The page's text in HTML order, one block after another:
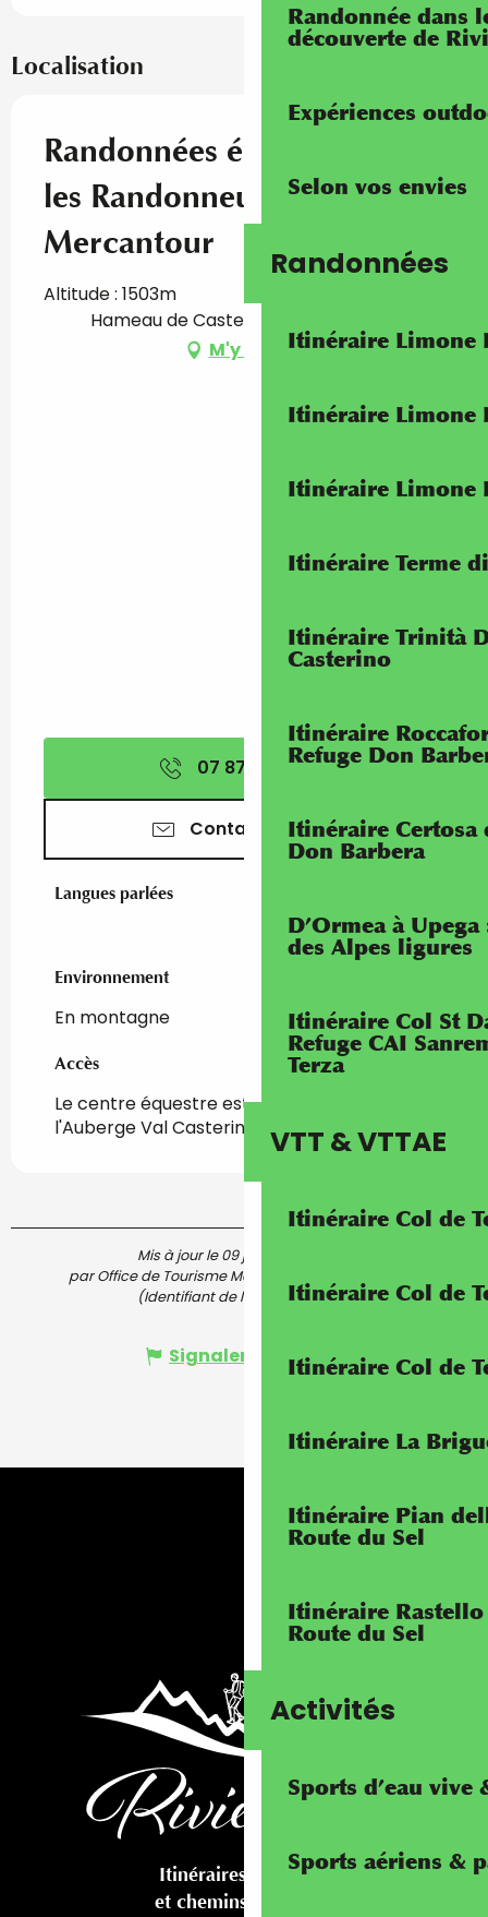
Randonnée dans
découverte de
Expériences
Selon vos envies
Randonnées
Itinéraire Limone
Itinéraire Limone
Itinéraire Limone
Itinéraire Terme
Itinéraire Trinità
Casterino
Itinéraire
Refuge Don
Itinéraire Certosa
Don Barbera
D’Ormea à
des Alpes ligures
Itinéraire Col St
Refuge CAI
Terza
VTT & VTTAE
Itinéraire Col de
Itinéraire Col de
Itinéraire Col de
Itinéraire La
Itinéraire Pian
Route du Sel
Itinéraire
Route du Sel
Activités
Sports d’eau vive
Sports aériens &
Localisation
Randonnées équestres avec
les Randonneurs du
Mercantour
Altitude : 1503m
Hameau de Casterino, 06430 Tende
M'y rendre
07 87 67 39▒▒
Contactez-nous
Langues parlées
Langues parlées
Environnement
Environnement
En montagne
Accès
Accès
Le centre équestre est situé près de
l'Auberge Val Casterino.
Mis à jour le 09 juin 2025 à 12:44
par Office de Tourisme Menton, Riviera & Merveilles
(Identifiant de l'offre :
5528682)
Signaler une erreur
Itinéraires cyclables
et chemins pédestres